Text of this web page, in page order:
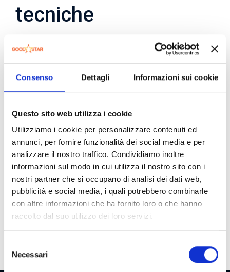
Consenso Dettagli Informazioni sui cookie
Questo sito web utilizza i cookie
Utilizziamo i cookie per personalizzare contenuti ed
annunci, per fornire funzionalità dei social media e per
analizzare il nostro traffico. Condividiamo inoltre
informazioni sul modo in cui utilizza il nostro sito con i
nostri partner che si occupano di analisi dei dati web,
pubblicità e social media, i quali potrebbero combinarle
con altre informazioni che ha fornito loro o che hanno
raccolto dal suo utilizzo dei loro servizi.
del
consenso
Necessari
tecniche
Tipo
gioco
Partita
Vincita
Massima
100 €
Ciclo 30000
Payout 65